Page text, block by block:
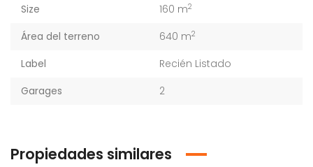
Size
160 m2
Área del terreno 640 m2
Label
Recién Listado
Garages
2
Propiedades similares